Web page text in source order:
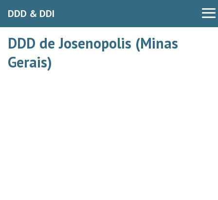
DDD & DDI
DDD de Josenopolis (Minas
Gerais)